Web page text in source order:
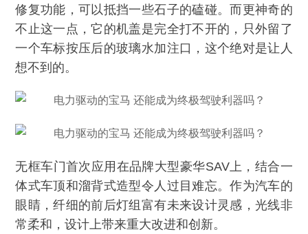
修复功能，可以抵挡一些石子的磕碰。而更神奇的
不止这一点，它的机盖是完全打不开的，只外留了
一个车标按压后的玻璃水加注口，这个绝对是让人
想不到的。
无框车门首次应用在品牌大型豪华SAV上，结合一
体式车顶和溜背式造型令人过目难忘。作为汽车的
眼睛，纤细的前后灯组富有未来设计灵感，光线非
常柔和，设计上带来重大改进和创新。